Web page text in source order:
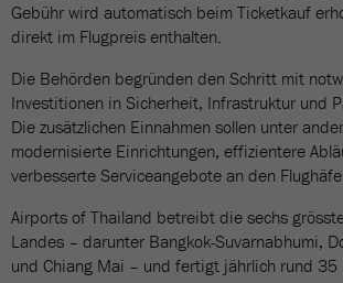
Gebühr wird automatisch beim Ticketkauf
direkt im Flugpreis enthalten.
Die Behörden begründen den Schritt mit
Investitionen in Sicherheit, Infrastruktur und
Die zusätzlichen Einnahmen sollen unter
modernisierte Einrichtungen, effizientere
verbesserte Serviceangebote an den
Airports of Thailand betreibt die sechs
Landes – darunter Bangkok-Suvarnabhumi,
und Chiang Mai – und fertigt jährlich rund 35